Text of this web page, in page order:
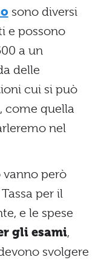
sono diversi
e possono
a un
delle
cui si può
come quella
nel
vanno però
per il
e le spese
gli esami,
svolgere